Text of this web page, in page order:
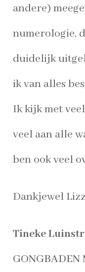
andere)
numerologie,
duidelijk
ik van alles
Ik kijk met
veel aan alle
ben ook veel
Dankjewel
Tineke
GONGBADEN